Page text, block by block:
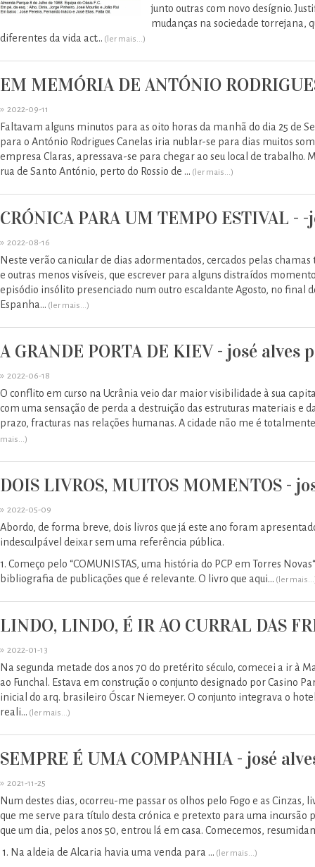
junto outras com novo desígnio.
mudanças na sociedade torrejana,
diferentes da vida act... (ler mais...)
EM MEMÓRIA DE ANTÓNIO
» 2022-09-11
Faltavam alguns minutos para as oito horas da manhã do dia 25 de
para o António Rodrigues Canelas iria nublar-se para dias muitos
empresa Claras, apressava-se para chegar ao seu local de trabalho.
rua de Santo António, perto do Rossio de ... (ler mais...)
CRÓNICA PARA UM TEMPO ESTIVAL -
» 2022-08-16
Neste verão canicular de dias adormentados, cercados pelas
e outras menos visíveis, que escrever para alguns distraídos
episódio insólito presenciado num outro escaldante Agosto, no final
Espanha... (ler mais...)
A GRANDE PORTA DE KIEV - josé alves
» 2022-06-18
O conflito em curso na Ucrânia veio dar maior visibilidade à sua
com uma sensação de perda a destruição das estruturas materiais e
prazo, fracturas nas relações humanas. A cidade não me é
mais...)
DOIS LIVROS, MUITOS MOMENTOS -
» 2022-05-09
Abordo, de forma breve, dois livros que já este ano foram
indesculpável deixar sem uma referência pública.
1. Começo pelo “COMUNISTAS, uma história do PCP em Torres
bibliografia de publicações que é relevante. O livro que aqui... (ler
LINDO, LINDO, É IR AO CURRAL DAS
» 2022-01-13
Na segunda metade dos anos 70 do pretérito século, comecei a ir à
ao Funchal. Estava em construção o conjunto designado por Casino
inicial do arq. brasileiro Óscar Niemeyer. O conjunto integrava o
reali... (ler mais...)
SEMPRE É UMA COMPANHIA - josé
» 2021-11-25
Num destes dias, ocorreu-me passar os olhos pelo Fogo e as Cinzas,
que me serve para título desta crónica e pretexto para uma incursão
que um dia, pelos anos 50, entrou lá em casa. Comecemos,
1. Na aldeia de Alcaria havia uma venda para ... (ler mais...)